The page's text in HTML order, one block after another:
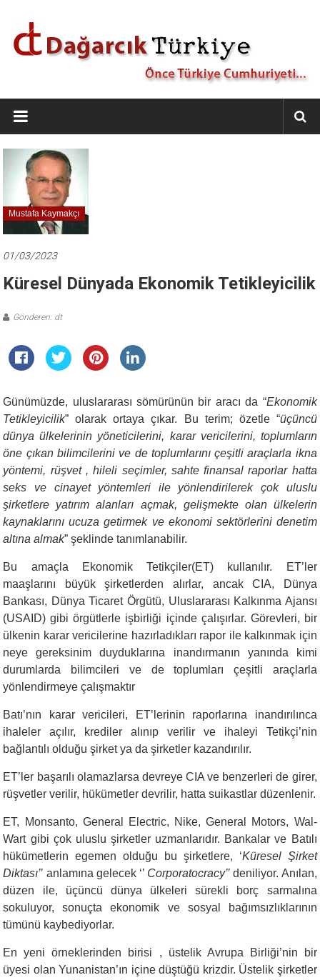
Dağarcık
Türkiye
Önce
Türkiye
Cumhuriyeti…
Mustafa Kaymakçı
01/03/2023
Küresel Dünyada Ekonomik Tetikleyicilik
Gönderen: dt
Günümüzde, uluslararası sömürünün bir aracı da “Ekonomik
Tetikleyicilik” olarak ortaya çıkar. Bu terim; özetle “üçüncü
dünya ülkelerinin yöneticilerini, karar vericilerini, toplumların
öne çıkan bilimcilerini ve de toplumlarını çeşitli araçlarla ikna
yöntemi, rüşvet , hileli seçimler, sahte finansal raporlar hatta
seks ve cinayet yöntemleri ile yönlendirilerek çok uluslu
şirketlere yatırım alanları açmak, gelişmekte olan ülkelerin
kaynaklarını ucuza getirmek ve ekonomi sektörlerini denetim
altına almak” şeklinde tanımlanabilir.
Bu amaçla Ekonomik Tetikçiler(ET) kullanılır. ET’ler
maaşlarını büyük şirketlerden alırlar, ancak CIA, Dünya
Bankası, Dünya Ticaret Örgütü, Uluslararası Kalkınma Ajansı
(USAID) gibi örgütlerle işbirliği içinde çalışırlar. Görevleri, bir
ülkenin karar vericilerine hazırladıkları rapor ile kalkınmak için
neye gereksinim duyduklarına inandırmanın yanında kimi
durumlarda bilimcileri ve de toplumları çeşitli araçlarla
yönlendirmeye çalışmaktır
Batı’nın karar vericileri, ET’lerinin raporlarına inandırılınca
ihaleler açılır, krediler alınıp verilir ve ihaleyi Tetikçi’nin
bağlantılı olduğu şirket ya da şirketler kazandırılır.
ET’ler başarılı olamazlarsa devreye CIA ve benzerleri de girer,
rüşvetler verilir, hükümetler devrilir, hatta suikastlar düzenlenir.
ET, Monsanto, General Electric, Nike, General Motors, Wal-
Wart gibi çok uluslu şirketler uzmanlarıdır. Bankalar ve Batılı
hükümetlerin egemen olduğu bu şirketlere, ‘Küresel Şirket
Diktası’’ anlamına gelecek ‘’ Corporatocracy’’ deniliyor. Anılan,
düzen ile, üçüncü dünya ülkeleri sürekli borç sarmalına
sokuluyor, sonuçta ekonomik ve sosyal bağımsızlıklarının
tümünü kaybediyorlar.
En yeni örneklerinden birisi , üstelik Avrupa Birliği’nin bir
üyesi olan Yunanistan’ın içine düştüğü krizdir. Üstelik şirketler